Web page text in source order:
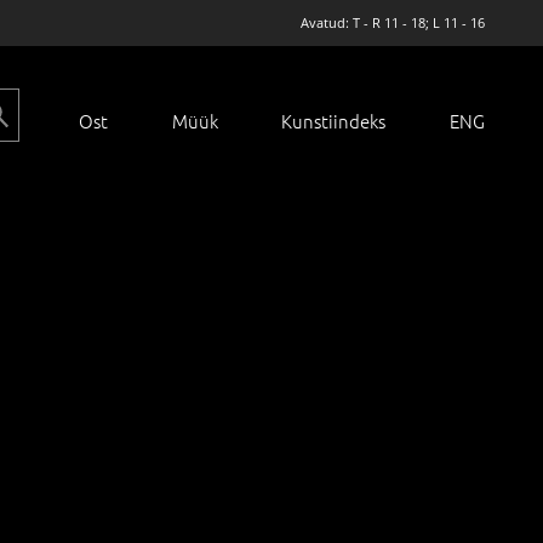
Avatud: T - R 11 - 18; L 11 - 16
Ost Müük Kunstiindeks ENG